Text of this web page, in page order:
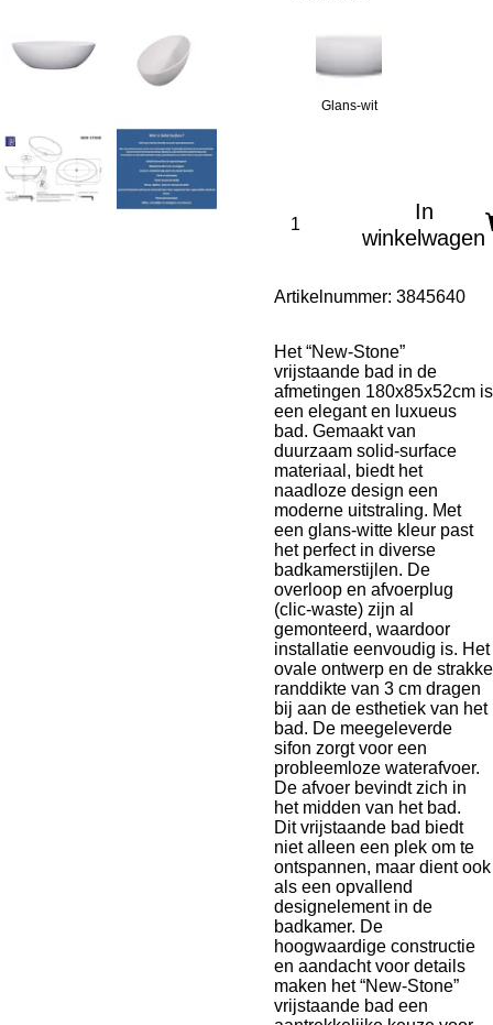
Glans-wit
In
winkelwagen
Artikelnummer: 3845640
Het “New-Stone”
vrijstaande bad in de
afmetingen 180x85x52cm is
een elegant en luxueus
bad. Gemaakt van
duurzaam solid-surface
materiaal, biedt het
naadloze design een
moderne uitstraling. Met
een glans-witte kleur past
het perfect in diverse
badkamerstijlen. De
overloop en afvoerplug
(clic-waste) zijn al
gemonteerd, waardoor
installatie eenvoudig is. Het
ovale ontwerp en de strakke
randdikte van 3 cm dragen
bij aan de esthetiek van het
bad. De meegeleverde
sifon zorgt voor een
probleemloze waterafvoer.
De afvoer bevindt zich in
het midden van het bad.
Dit vrijstaande bad biedt
niet alleen een plek om te
ontspannen, maar dient ook
als een opvallend
designelement in de
badkamer. De
hoogwaardige constructie
en aandacht voor details
maken het “New-Stone”
vrijstaande bad een